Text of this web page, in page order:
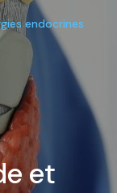
endocrines
et